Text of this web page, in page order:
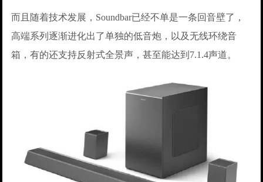
而且随着技术发展，Soundbar已经不单是一条回音壁了，
高端系列逐渐进化出了单独的低音炮，以及无线环绕音
箱，有的还支持反射式全景声，甚至能达到7.1.4声道。